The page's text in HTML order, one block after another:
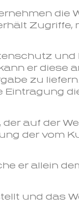
die
Zugriffe,
und
er diese
zu
Eintragung
auf der
der vom
er allein
und das